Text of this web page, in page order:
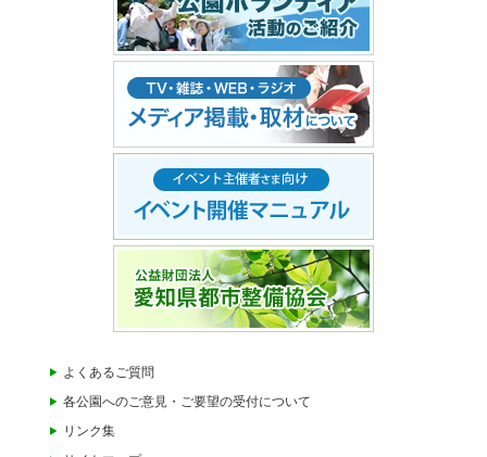
よくあるご質問
各公園へのご意見・ご要望の受付について
リンク集